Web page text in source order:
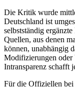
Die Kritik wurde
Deutschland ist
selbstständig
Quellen, aus denen
können, unabhängig
Modifizierungen oder
Intransparenz schafft
Für die Offiziellen bei